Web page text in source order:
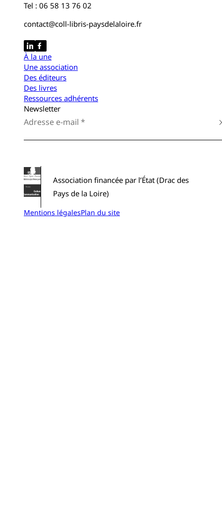
Tel : 06 58 13 76 02
contact@coll-libris-paysdelaloire.fr
À la une
Une association
Des éditeurs
Des livres
Ressources adhérents
Newsletter
Association financée par l’État (Drac des
Pays de la Loire)
Mentions légalesPlan du site